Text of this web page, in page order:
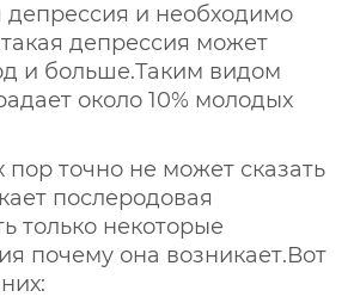
депрессия и необходимо
депрессия может
и больше.Таким видом
около 10% молодых
пор точно не может сказать
послеродовая
только некоторые
почему она возникает.Вот